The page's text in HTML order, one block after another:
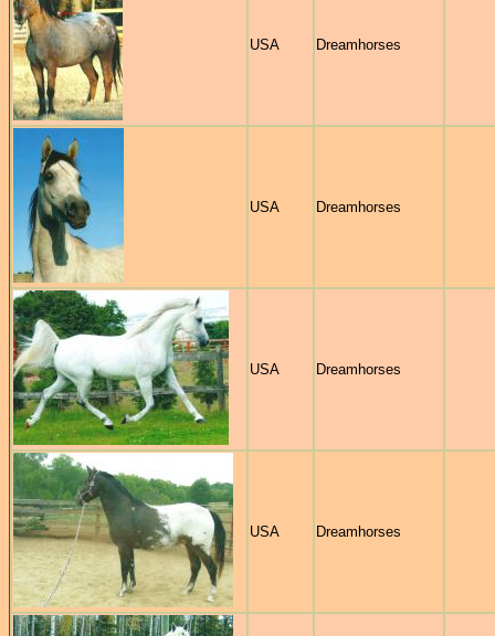
USA Dreamhorses
USA Dreamhorses
USA Dreamhorses
USA Dreamhorses